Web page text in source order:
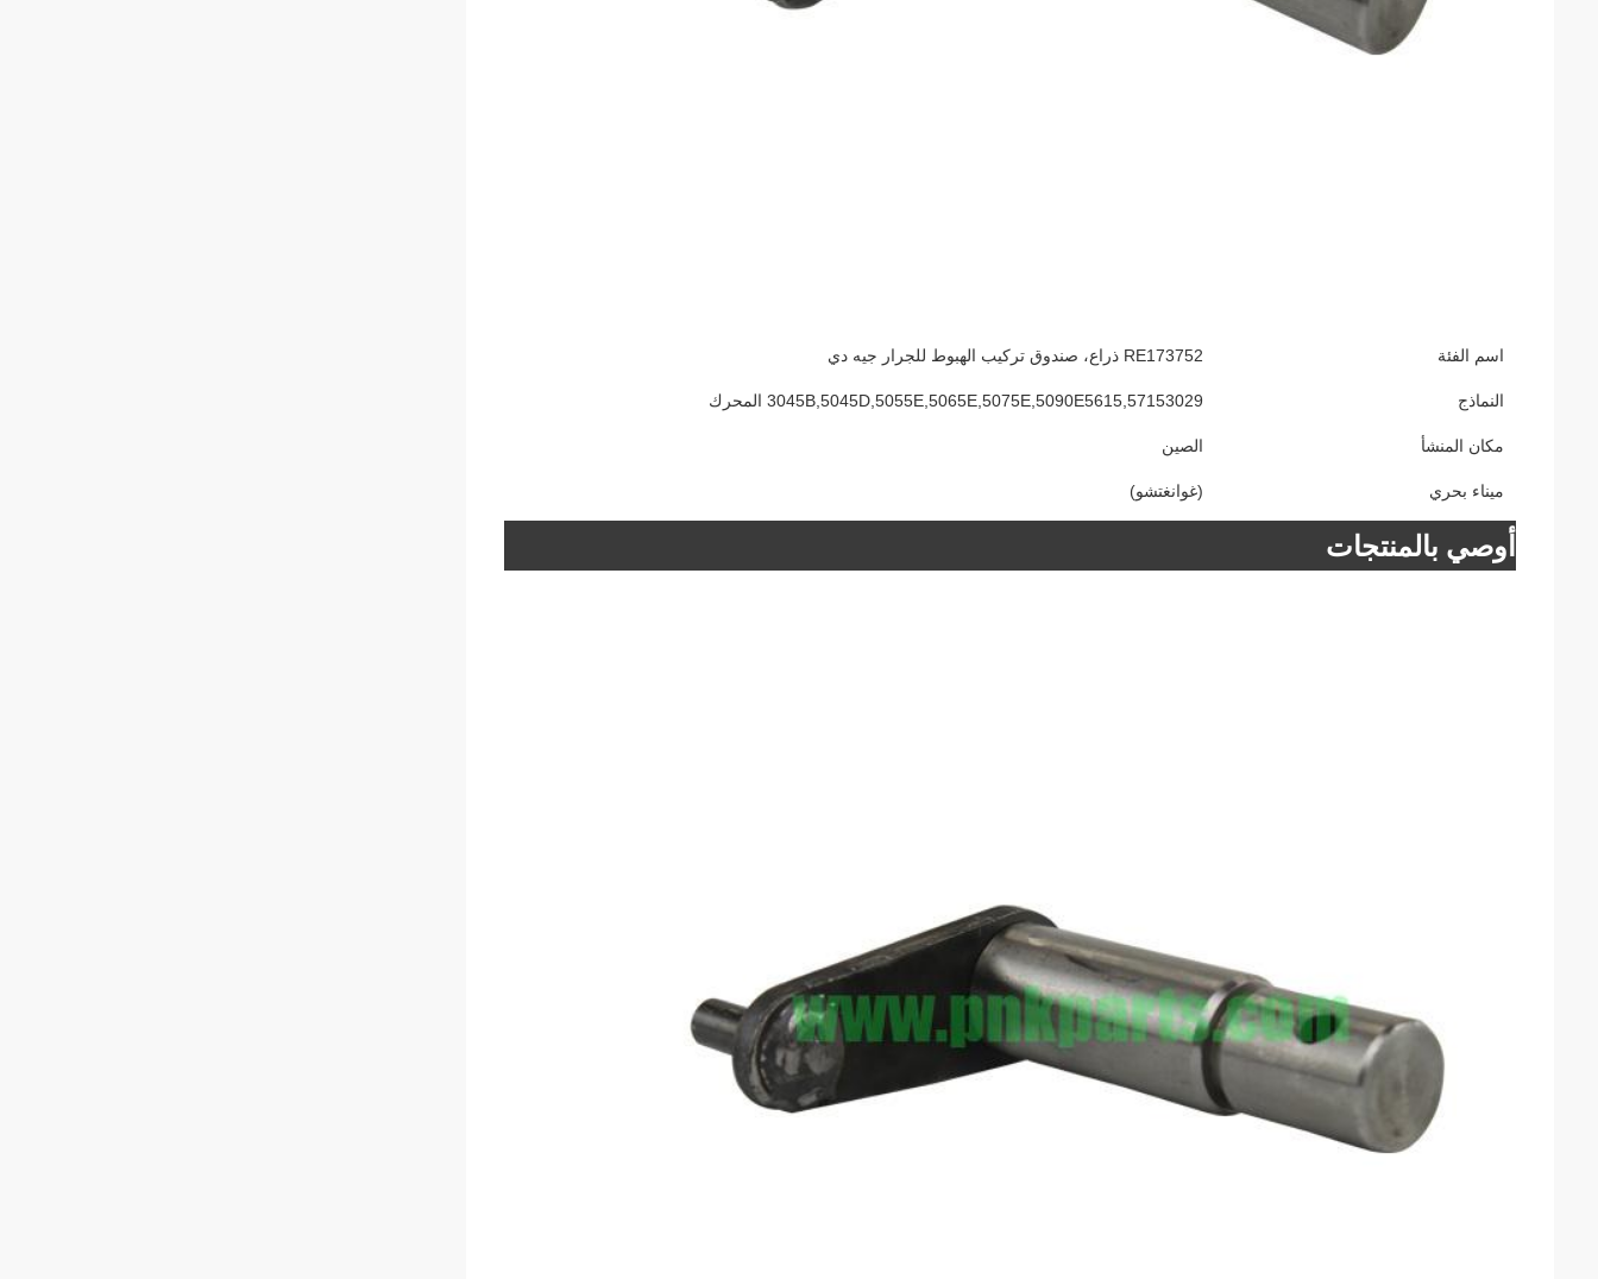
اسم الفئة RE173752 ذراع، صندوق تركيب الهبوط للجرار جيه دي
النماذج 3045B,5045D,5055E,5065E,5075E,5090E5615,57153029 المحرك
مكان المنشأ الصين
ميناء بحري (غوانغتشو)
أوصي بالمنتجات